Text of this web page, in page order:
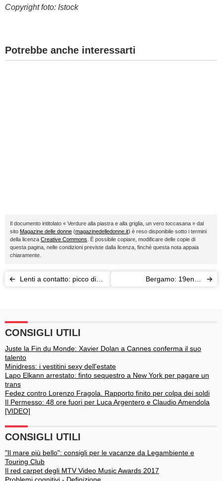
Copyright foto: Istock
Potrebbe anche interessarti
Il documento intitolato « Verdure alla piastra e alla griglia, un vero toccasana » dal
sito Magazine delle donne (magazinedelledonne.it) è reso disponibile sotto i termini
della licenza Creative Commons . È possibile copiare, modificare delle copie di
questa pagina, nelle condizioni previste dalla licenza, finché questa nota appaia
chiaramente.
Lenti a contatto: picco di
Bergamo: 19enne
CONSIGLI UTILI
Juste la Fin du Monde: Xavier Dolan a Cannes conferma il suo
talento
Minidress: i vestitini sexy dell'estate
Lapo Elkann arrestato: finto sequestro a New York per pagare un
trans
Fedez contro Lorenzo Fragola. Rapporto finito per colpa dei soldi
Il Permesso: 48 ore fuori per Luca Argentero e Claudio Amendola
[VIDEO]
CONSIGLI UTILI
"Il mare più bello": consigli per le vacanze da Legambiente e
Touring Club
Il red carpet degli MTV Video Music Awards 2017